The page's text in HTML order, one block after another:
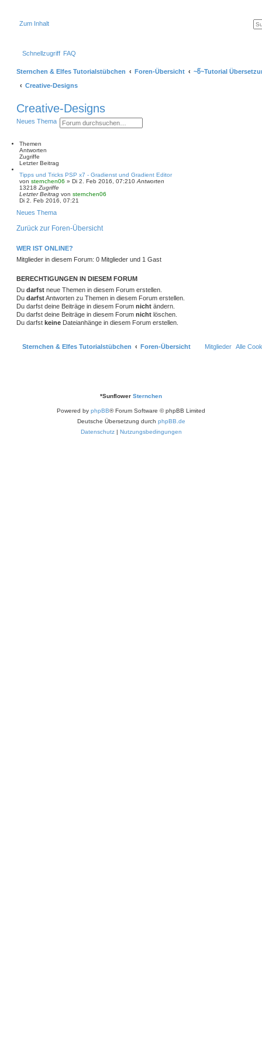
Zum Inhalt
Schnellzugriff FAQ
Sternchen & Elfes Tutorialstübchen Foren-Übersicht
~წ~Tutorial
Creative-Designs
Creative-Designs
Neues Thema S
u
E
r
t
e
u
c
Themen
Antworten
Zugriffe
Letzter Beitrag
Tipps und Tricks PSP x7 - Gradienst und Gradient Editor
von sternchen06 » Di 2. Feb 2016, 07:210 Antworten
13218 Zugriffe
Letzter Beitrag von sternchen06
Di 2. Feb 2016, 07:21
Neues Thema
Zurück zur Foren-Übersicht
WER IST ONLINE?
Mitglieder in diesem Forum: 0 Mitglieder und 1 Gast
BERECHTIGUNGEN IN DIESEM FORUM
Du darfst neue Themen in diesem Forum erstellen.
Du darfstAntworten zu Themen in diesem Forum erstellen.
Du darfst deine Beiträge in diesem Forum nicht ändern.
Du darfst deine Beiträge in diesem Forum nicht löschen.
Du darfst keine Dateianhänge in diesem Forum erstellen.
Sternchen & Elfes Tutorialstübchen Foren-Übersicht Alle
Mitglieder
*Sunflower Sternchen
Powered by phpBB® Forum Software © phpBB Limited
Deutsche Übersetzung durch phpBB.de
Datenschutz | Nutzungsbedingungen